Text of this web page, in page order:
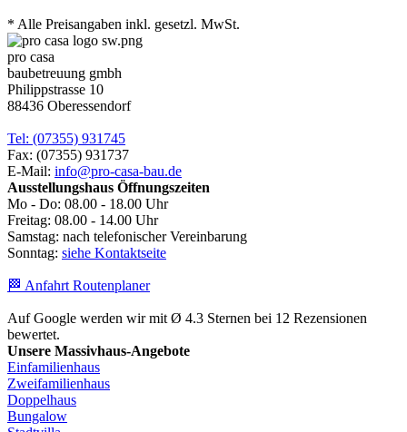
* Alle Preisangaben inkl. gesetzl. MwSt.
pro casa
baubetreuung gmbh
Philippstrasse 10
88436 Oberessendorf
Tel: (07355) 931745
Fax: (07355) 931737
E-Mail: info@pro-casa-bau.de
Ausstellungshaus Öffnungszeiten
Mo - Do: 08.00 - 18.00 Uhr
Freitag: 08.00 - 14.00 Uhr
Samstag: nach telefonischer Vereinbarung
Sonntag: siehe Kontaktseite
🏁 Anfahrt Routenplaner
Auf Google werden wir mit Ø 4.3 Sternen bei 12 Rezensionen
bewertet.
Unsere Massivhaus-Angebote
Einfamilienhaus
Zweifamilienhaus
Doppelhaus
Bungalow